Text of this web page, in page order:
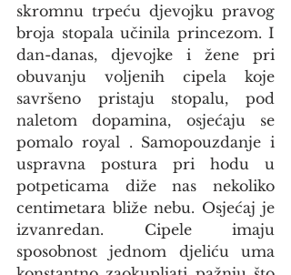
skromnu trpeću djevojku pravog
broja stopala učinila princezom. I
dan-danas, djevojke i žene pri
obuvanju voljenih cipela koje
savršeno pristaju stopalu, pod
naletom dopamina, osjećaju se
pomalo royal . Samopouzdanje i
uspravna postura pri hodu u
potpeticama diže nas nekoliko
centimetara bliže nebu. Osjećaj je
izvanredan. Cipele imaju
sposobnost jednom djeliću uma